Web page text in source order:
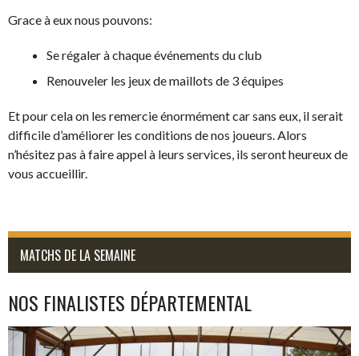
Grace à eux nous pouvons:
Se régaler à chaque événements du club
Renouveler les jeux de maillots de 3 équipes
Et pour cela on les remercie énormément car sans eux, il serait
difficile d’améliorer les conditions de nos joueurs. Alors
n’hésitez pas à faire appel à leurs services, ils seront heureux de
vous accueillir.
MATCHS DE LA SEMAINE
NOS FINALISTES DÉPARTEMENTAL